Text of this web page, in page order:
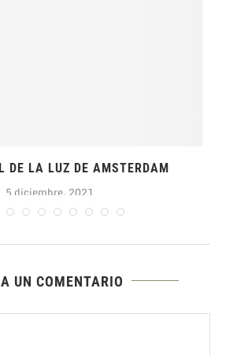
DE LA LUZ DE AMSTERDAM
5 diciembre, 2021
UN COMENTARIO